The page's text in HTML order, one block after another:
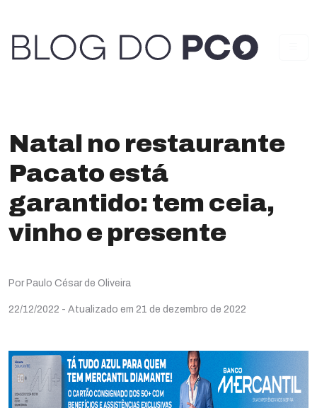
Natal no restaurante
Pacato está
garantido: tem ceia,
vinho e presente
Por Paulo César de Oliveira
22/12/2022 - Atualizado em 21 de dezembro de 2022